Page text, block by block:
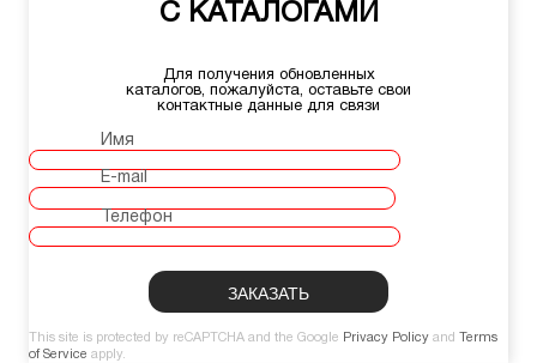
С КАТАЛОГАМИ
Для получения обновленных
каталогов, пожалуйста, оставьте свои
контактные данные для связи
Имя
E-mail
Телефон
This site is protected by reCAPTCHA and the Google Privacy Policy and
Terms
of Service apply.